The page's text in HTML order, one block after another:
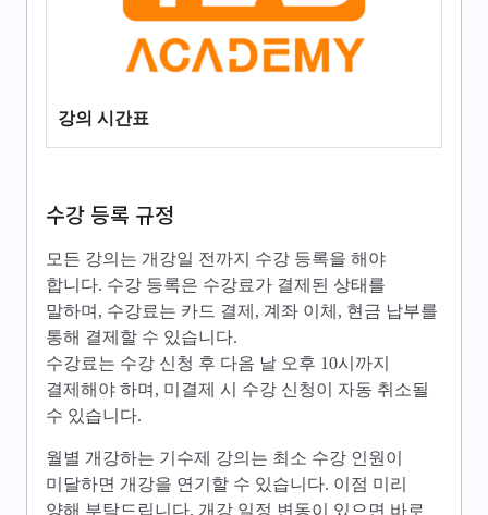
강의 시간표
수강 등록 규정
모든 강의는 개강일 전까지 수강 등록을 해야
합니다. 수강 등록은 수강료가 결제된 상태를
말하며, 수강료는 카드 결제, 계좌 이체, 현금 납부를
통해 결제할 수 있습니다.
수강료는 수강 신청 후 다음 날 오후 10시까지
결제해야 하며, 미결제 시 수강 신청이 자동 취소될
수 있습니다.
월별 개강하는 기수제 강의는 최소 수강 인원이
미달하면 개강을 연기할 수 있습니다. 이점 미리
양해 부탁드립니다. 개강 일정 변동이 있으면 바로